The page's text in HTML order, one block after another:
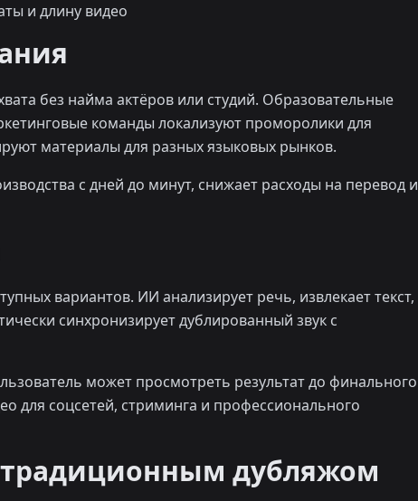
и длину видео
без найма актёров или студий. Образовательные
команды локализуют проморолики для
материалы для разных языковых рынков.
с дней до минут, снижает расходы на перевод и
вариантов. ИИ анализирует речь, извлекает текст,
синхронизирует дублированный звук с
может просмотреть результат до финального
для соцсетей, стриминга и профессионального
дубляжом